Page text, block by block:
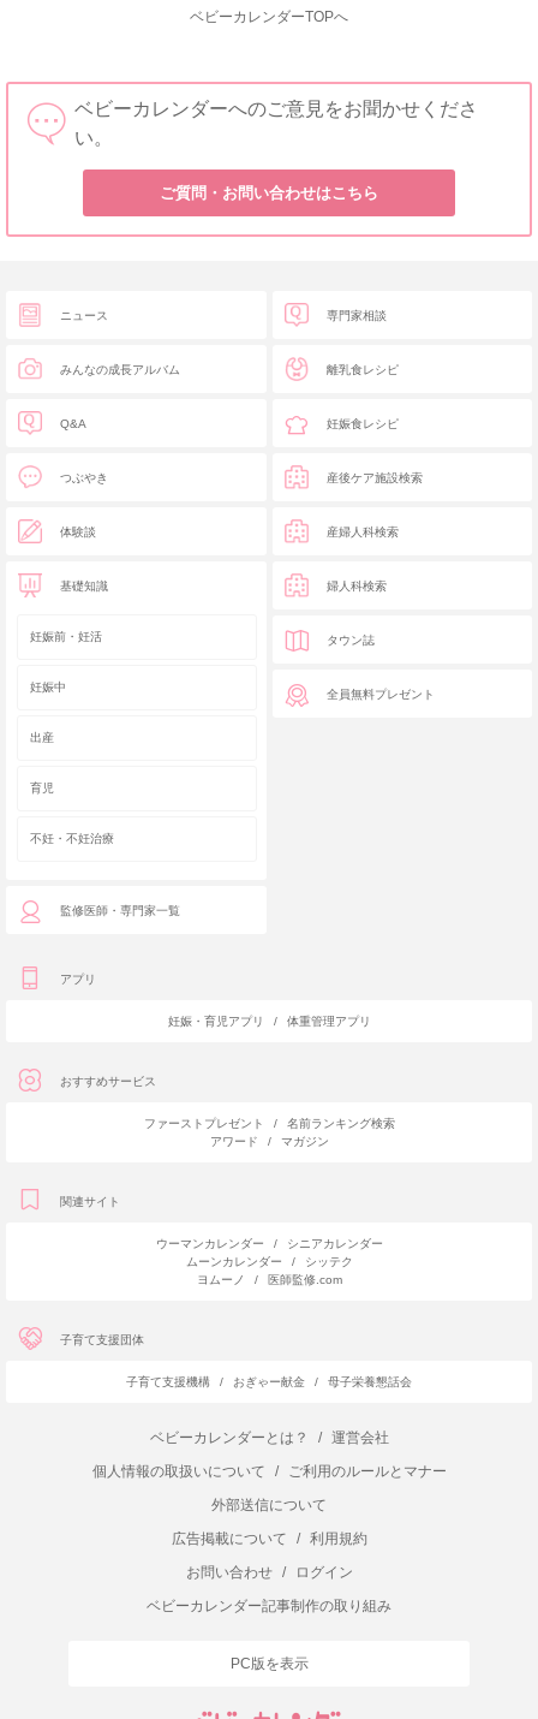
ベビーカレンダーTOPへ
ベビーカレンダーへのご意見をお聞かせくださ
い。
ご質問・お問い合わせはこちら
ニュース
みんなの成長アルバム
Q&A
つぶやき
体験談
基礎知識
妊娠前・妊活
妊娠中
出産
育児
不妊・不妊治療
監修医師・専門家一覧
専門家相談
離乳食レシピ
妊娠食レシピ
産後ケア施設検索
産婦人科検索
婦人科検索
タウン誌
全員無料プレゼント
アプリ
妊娠・育児アプリ / 体重管理アプリ
おすすめサービス
ファーストプレゼント /
名前ランキング検索
アワード
/ マガジン
関連サイト
ウーマンカレンダー /
シニアカレンダー
ムーンカレンダー
/
シッテク
ヨムーノ
/ 医師監修.com
子育て支援団体
子育て支援機構 / おぎゃー献金 / 母子栄養懇話会
ベビーカレンダーとは？ /
運営会社
個人情報の取扱いについて
/
ご利用のルールとマナー
外部送信について
広告掲載について
/
利用規約
お問い合わせ
/
ログイン
ベビーカレンダー記事制作の取り組み
PC版を表示